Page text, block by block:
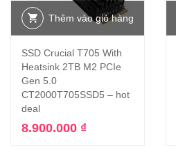
Thêm vào giỏ hàng
SSD Crucial T705 With
Heatsink 2TB M2 PCIe
Gen 5.0
CT2000T705SSD5 – hot
deal
8.900.000 ₫